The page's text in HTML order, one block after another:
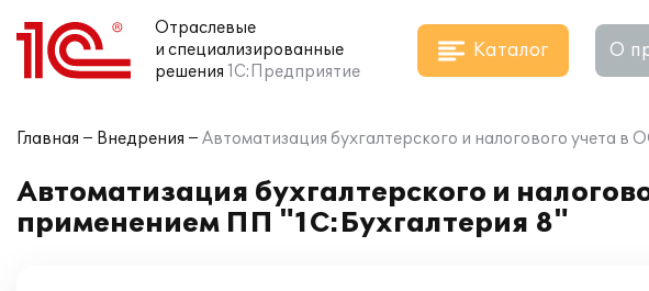
Отраслевые
и специализированные
решения 1С:Предприятие
Каталог О
Главная Внедрения Автоматизация бухгалтерского и налогового учета
Автоматизация бухгалтерского и
применением ПП "1С:Бухгалтерия 8"